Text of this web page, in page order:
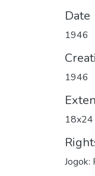
Date
1946
1946
18x24
Jogok: